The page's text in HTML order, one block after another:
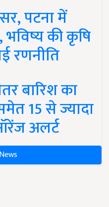
पटना में
भविष्य की कृषि
रणनीति
बारिश का
15 से ज्यादा
अलर्ट